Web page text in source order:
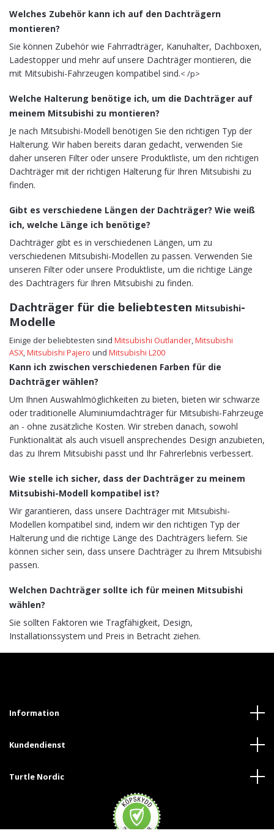
Welches Zubehör kann ich auf den Dachträgern
montieren?
Sie können Zubehör wie Fahrradträger, Kanuhalter, Dachboxen,
Ladestopper und mehr auf unsere Dachträger montieren, die
mit Mitsubishi-Fahrzeugen kompatibel sind.< /p>
Welche Halterung benötige ich, um die Dachträger auf
meinem Mitsubishi zu montieren?
Je nach Mitsubishi-Modell benötigen Sie den richtigen Typ der
Halterung. Wir haben bereits daran gedacht, verwenden Sie
daher unseren Filter oder unsere Produktliste, um den richtigen
Dachträger mit der richtigen Halterung für Ihren Mitsubishi zu
finden.
Gibt es verschiedene Längen der Dachträger? Wie weiß
ich, welche Länge ich benötige?
Dachträger gibt es in verschiedenen Längen, um zu
verschiedenen Mitsubishi-Modellen zu passen. Verwenden Sie
unseren Filter oder unsere Produktliste, um die richtige Länge
des Dachträgers für Ihren Mitsubishi zu finden.
Dachträger für die beliebtesten Mitsubishi-
Modelle
Einige der beliebtesten sind Mitsubishi Outlander,Mitsubishi
ASX,Mitsubishi Pajero und Mitsubishi L200
Kann ich zwischen verschiedenen Farben für die
Dachträger wählen?
Um Ihnen Auswahlmöglichkeiten zu bieten, bieten wir schwarze
oder traditionelle Aluminiumdachträger für Mitsubishi-Fahrzeuge
an - ohne zusätzliche Kosten. Wir streben danach, sowohl
Funktionalität als auch visuell ansprechendes Design anzubieten,
das zu Ihrem Mitsubishi passt und Ihr Fahrerlebnis verbessert.
Wie stelle ich sicher, dass der Dachträger zu meinem
Mitsubishi-Modell kompatibel ist?
Wir garantieren, dass unsere Dachträger mit Mitsubishi-
Modellen kompatibel sind, indem wir den richtigen Typ der
Halterung und die richtige Länge des Dachträgers liefern. Sie
können sicher sein, dass unsere Dachträger zu Ihrem Mitsubishi
passen.
Welchen Dachträger sollte ich für meinen Mitsubishi
wählen?
Sie sollten Faktoren wie Tragfähigkeit, Design,
Installationssystem und Preis in Betracht ziehen.
Information
Kundendienst
Turtle Nordic